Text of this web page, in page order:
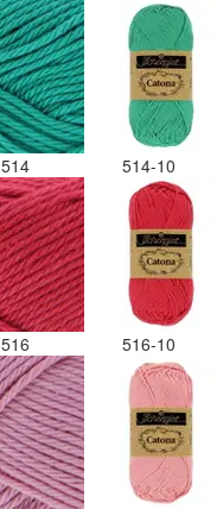
514 514-10
516 516-10